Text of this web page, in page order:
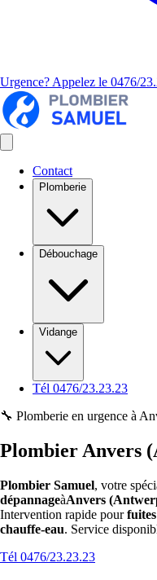
Urgence? Appelez le 0476/
Contact
Plomberie
Débouchage
Vidange
Tél 0476/23.23.23
🔧 Plomberie en urgence à
Plombier Anvers
Plombier Samuel, votre
dépannageàAnvers
Intervention rapide pour
chauffe-eau. Service
Tél 0476/23.23.23